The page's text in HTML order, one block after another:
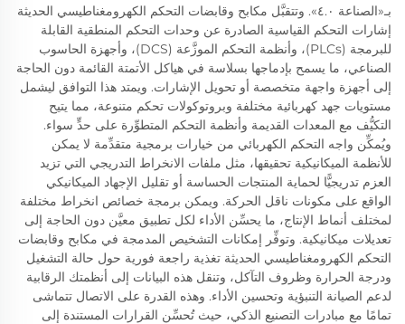
بـ«الصناعة ٤.٠». وتتقبَّل مكابح وقابضات التحكم الكهرومغناطيسي الحديثة
إشارات التحكم القياسية الصادرة عن وحدات التحكم المنطقية القابلة
للبرمجة (PLCs)، وأنظمة التحكم الموزَّعة (DCS)، وأجهزة الحاسوب
الصناعي، ما يسمح بإدماجها بسلاسة في هياكل الأتمتة القائمة دون الحاجة
إلى أجهزة واجهة متخصصة أو تحويل الإشارات. ويمتد هذا التوافق ليشمل
مستويات جهد كهربائية مختلفة وبروتوكولات تحكم متنوعة، مما يتيح
التكيُّف مع المعدات القديمة وأنظمة التحكم المتطوِّرة على حدٍّ سواء.
ويُمكِّن واجه التحكم الكهربائي من خيارات برمجية متقدِّمة لا يمكن
للأنظمة الميكانيكية تحقيقها، مثل ملفات الانخراط التدريجي التي تزيد
العزم تدريجيًّا لحماية المنتجات الحساسة أو تقليل الإجهاد الميكانيكي
الواقع على مكونات ناقل الحركة. ويمكن برمجة خصائص انخراط مختلفة
لمختلف أنماط الإنتاج، ما يحسِّن الأداء لكل تطبيق معيَّن دون الحاجة إلى
تعديلات ميكانيكية. وتوفِّر إمكانات التشخيص المدمجة في مكابح وقابضات
التحكم الكهرومغناطيسي الحديثة تغذية راجعة فورية حول حالة التشغيل
ودرجة الحرارة وظروف التآكل، وتنقل هذه البيانات إلى أنظمتك الرقابية
لدعم الصيانة التنبؤية وتحسين الأداء. وهذه القدرة على الاتصال تتماشى
تمامًا مع مبادرات التصنيع الذكي، حيث تُحسِّن القرارات المستندة إلى